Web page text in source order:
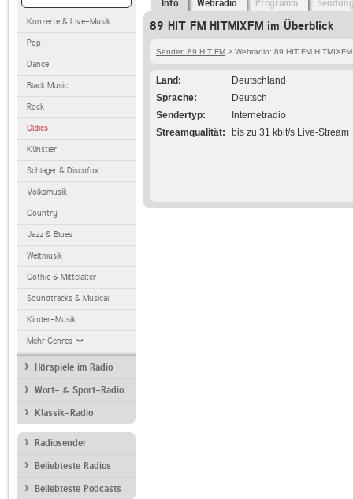
Konzerte & Live-Musik
Pop
Dance
Black Music
Rock
Oldies
Künstler
Schlager & Discofox
Volksmusik
Country
Jazz & Blues
Weltmusik
Gothic & Mittelalter
Soundtracks & Musical
Kinder-Musik
Mehr Genres
Hörspiele im Radio
Wort- & Sport-Radio
Klassik-Radio
Radiosender
Beliebteste Radios
Beliebteste Podcasts
Info Webradio Programm
89 HIT FM HITMIXFM im Überblick
Sender: 89 HIT FM > Webradio: 89 HIT FM HITMIXFM
Land
Deutschland
Sprache
Deutsch
Sendertyp
Internetradio
Streamqualität
bis zu 31 kbit/s Live-Stream